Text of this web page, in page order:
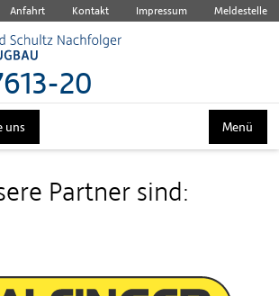
Anfahrt Kontakt Impressum Meldestelle
20
uns Menü
Partner sind: